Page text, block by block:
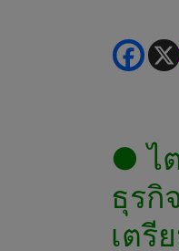
● ไ
ธุรกิ
เตรี